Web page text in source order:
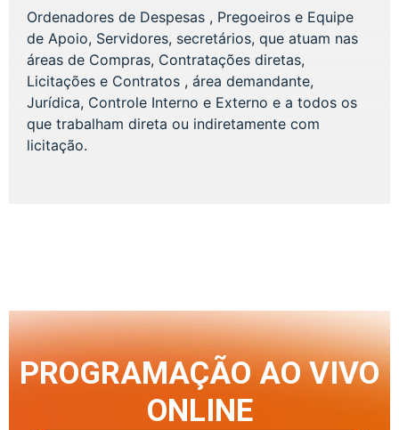
Ordenadores de Despesas , Pregoeiros e Equipe
de Apoio, Servidores, secretários, que atuam nas
áreas de Compras, Contratações diretas,
Licitações e Contratos , área demandante,
Jurídica, Controle Interno e Externo e a todos os
que trabalham direta ou indiretamente com
licitação.
PROGRAMAÇÃO AO VIVO
ONLINE